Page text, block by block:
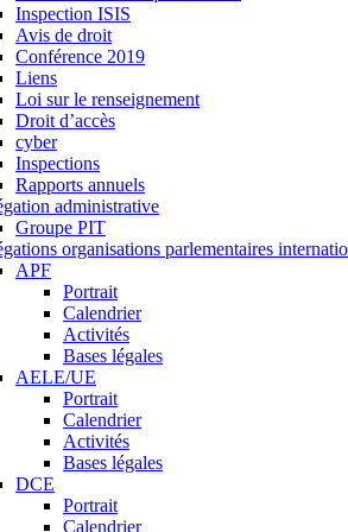
Inspection ISIS
Avis de droit
Conférence 2019
Liens
Loi sur le renseignement
Droit d’accès
cyber
Inspections
Rapports annuels
administrative
Groupe PIT
organisations parlementaires
APF
Portrait
Calendrier
Activités
Bases légales
AELE/UE
Portrait
Calendrier
Activités
Bases légales
DCE
Portrait
Calendrier